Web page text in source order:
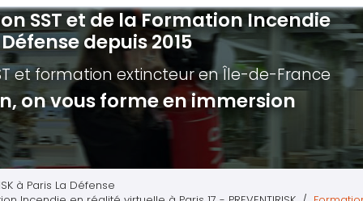
incendie - Guide et Serre file
de première intervention
Extincteurs
en réalité augmentée
Évacuation établissements de
Évacuation secteur tertiaire
Évacuation secteur industriel
SST et de la Formation Incendie
depuis 2015
et formation extincteuren Île-de-France
on vous forme en immersion
à Paris La Défense